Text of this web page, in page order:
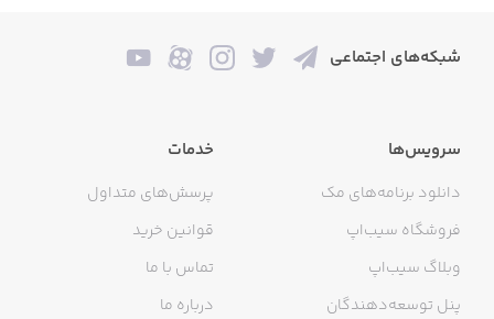
شبکه‌های اجتماعی
سرویس‌ها
دانلود برنامه‌های مک
فروشگاه سیب‌اپ
وبلاگ سیب‌اپ
پنل توسعه‌دهندگان
خدمات
پرسش‌های متداول
قوانین خرید
تماس با ما
درباره ما